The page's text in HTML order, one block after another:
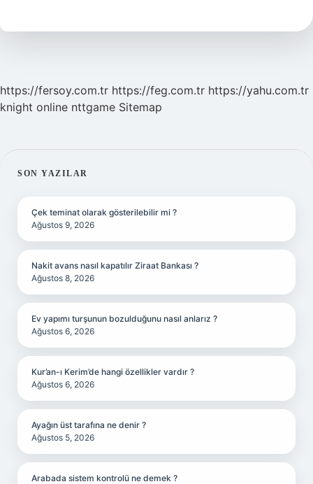
Düşer
https://fersoy.com.tr https://feg.com.tr https://yahu.com.tr
knight online nttgame Sitemap
SIDEBAR
SON YAZILAR
Çek teminat olarak gösterilebilir mi ?
Ağustos 9, 2026
Nakit avans nasıl kapatılır Ziraat Bankası ?
Ağustos 8, 2026
Ev yapımı turşunun bozulduğunu nasıl anlarız ?
Ağustos 6, 2026
Kur’an-ı Kerim’de hangi özellikler vardır ?
Ağustos 6, 2026
Ayağın üst tarafına ne denir ?
Ağustos 5, 2026
Arabada sistem kontrolü ne demek ?